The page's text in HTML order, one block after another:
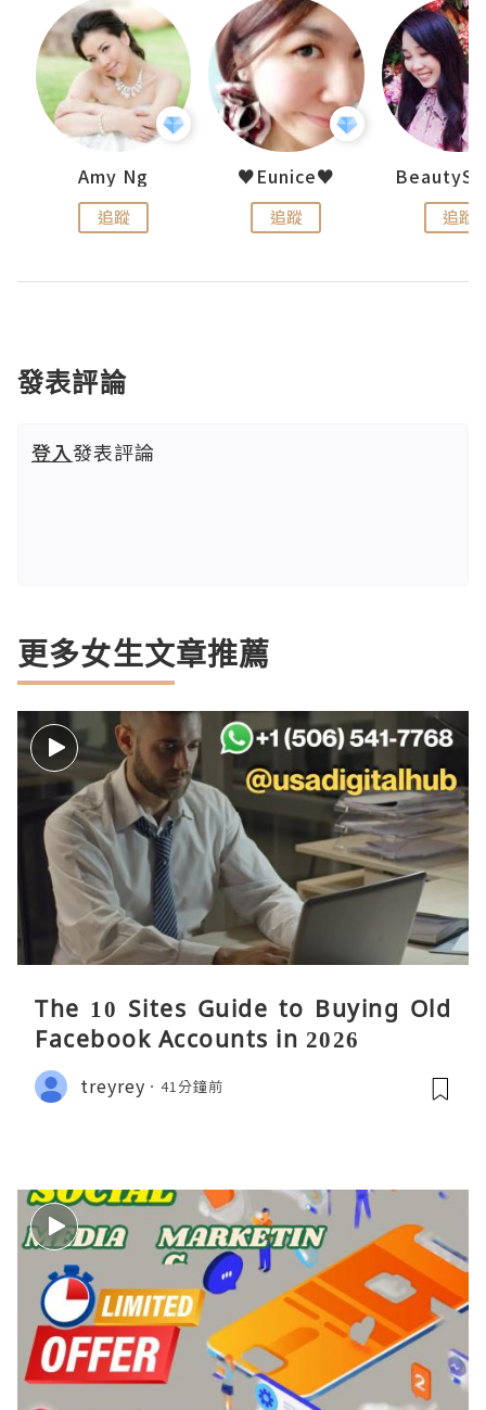
Amy Ng
追蹤
♥Eunice♥
追蹤 追蹤
發表評論
登入發表評論
更多女生文章推薦
The 10 Sites Guide to Buying Old
Facebook Accounts in 2026
treyrey 41分鐘前